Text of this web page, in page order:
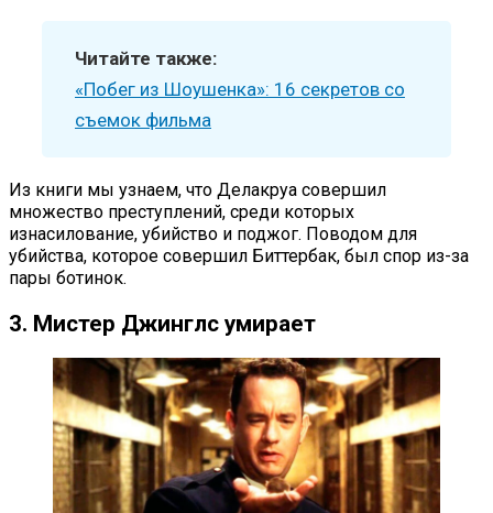
Читайте также:
«Побег из Шоушенка»: 16 секретов со
съемок фильма
Из книги мы узнаем, что Делакруа совершил
множество преступлений, среди которых
изнасилование, убийство и поджог. Поводом для
убийства, которое совершил Биттербак, был спор из-за
пары ботинок.
3. Мистер Джинглс умирает